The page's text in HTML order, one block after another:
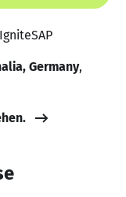
Germany,